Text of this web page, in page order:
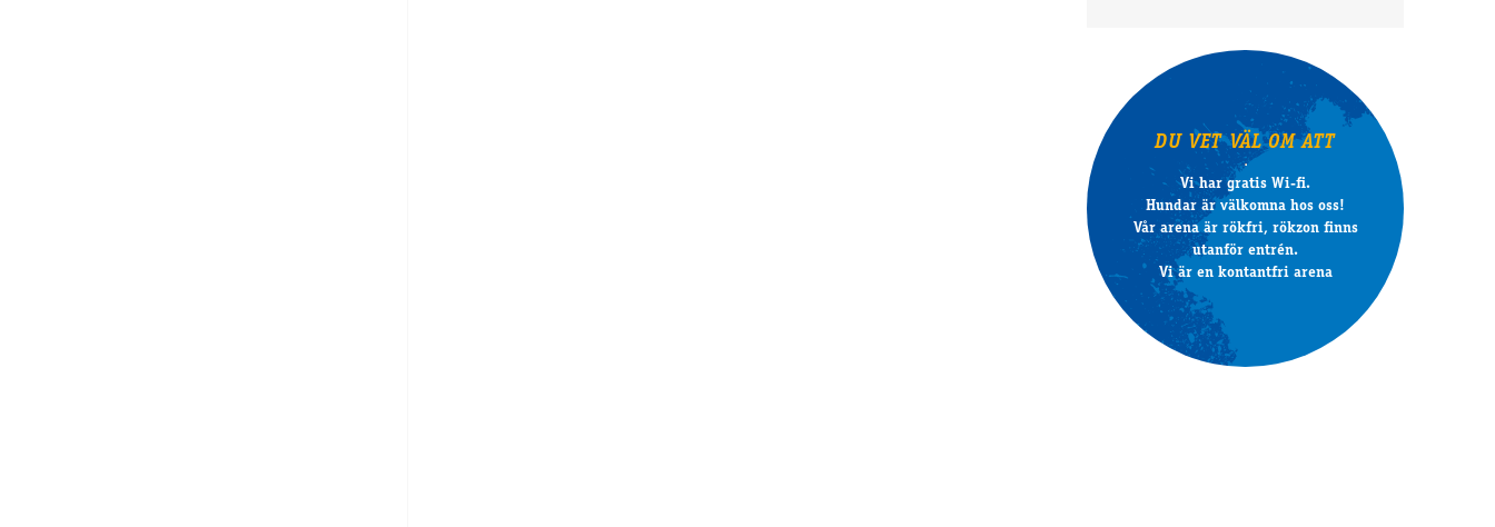
DU VET VÄL OM ATT
Vi har gratis Wi-fi.
Hundar är välkomna hos oss!
Vår arena är rökfri, rökzon finns
utanför entrén.
Vi är en kontantfri arena